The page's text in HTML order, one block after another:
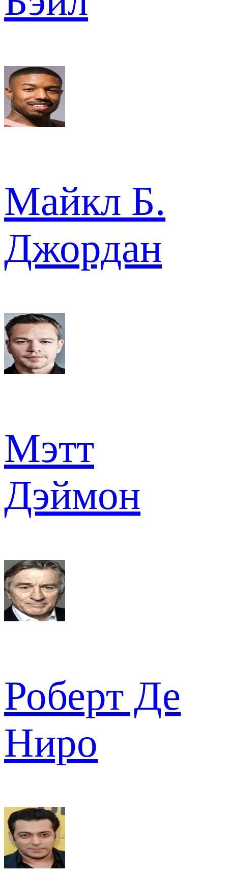
Майкл Б.
Джордан
Мэтт
Дэймон
Роберт Де
Ниро